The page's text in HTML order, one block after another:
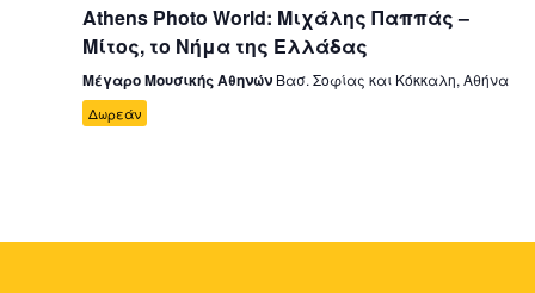
Athens Photo World: Μιχάλης Παππάς –
Μίτος, το Νήμα της Ελλάδας
Μέγαρο Μουσικής Αθηνών Βασ. Σοφίας και Κόκκαλη, Αθήνα
Δωρεάν